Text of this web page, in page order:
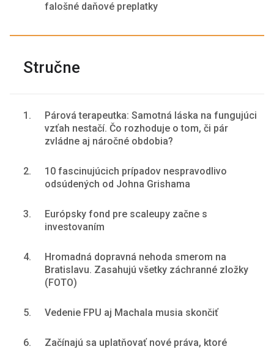
falošné daňové preplatky
Stručne
1.
Párová terapeutka: Samotná láska na fungujúci
vzťah nestačí. Čo rozhoduje o tom, či pár
zvládne aj náročné obdobia?
2.
10 fascinujúcich prípadov nespravodlivo
odsúdených od Johna Grishama
3.
Európsky fond pre scaleupy začne s
investovaním
4.
Hromadná dopravná nehoda smerom na
Bratislavu. Zasahujú všetky záchranné zložky
(FOTO)
5. Vedenie FPU aj Machala musia skončiť
6.
Začínajú sa uplatňovať nové práva, ktoré